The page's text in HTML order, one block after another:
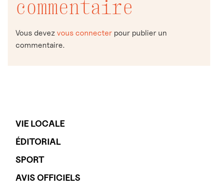
VIE LOCALE
ÉDITORIAL
SPORT
AVIS OFFICIELS
commentaire
Vous devez vous connecter pour publier un
commentaire.